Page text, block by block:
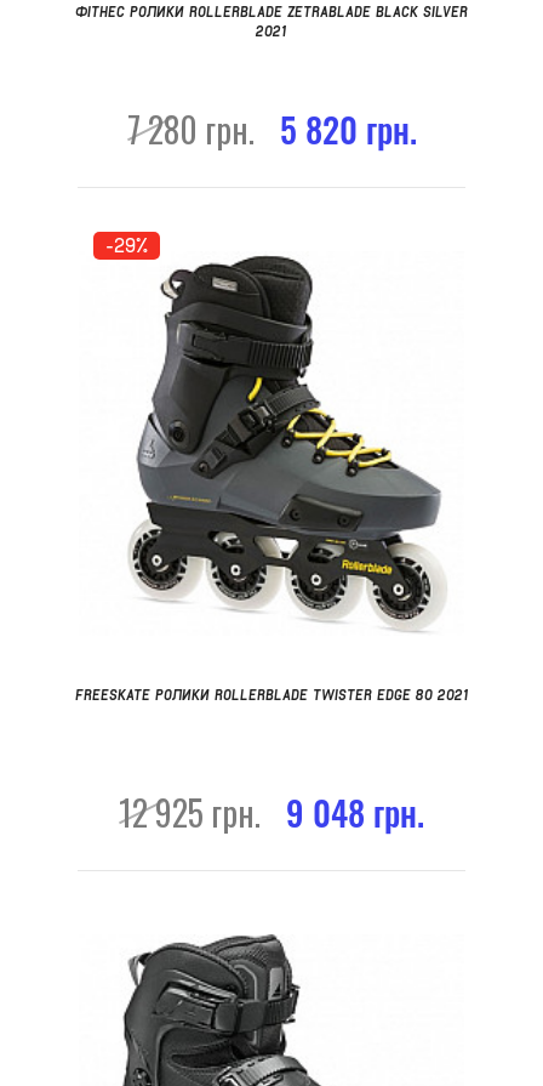
ФІТНЕС РОЛИКИ ROLLERBLADE ZETRABLADE BLACK SILVER
2021
7 280 грн. 5 820 грн.
-29%
FREESKATE РОЛИКИ ROLLERBLADE TWISTER EDGE 80 2021
12 925 грн. 9 048 грн.